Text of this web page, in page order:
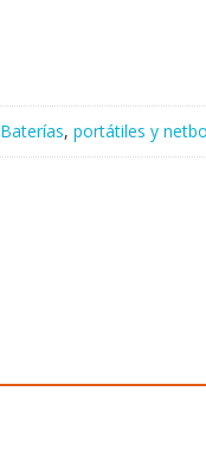
Baterías, portátiles y